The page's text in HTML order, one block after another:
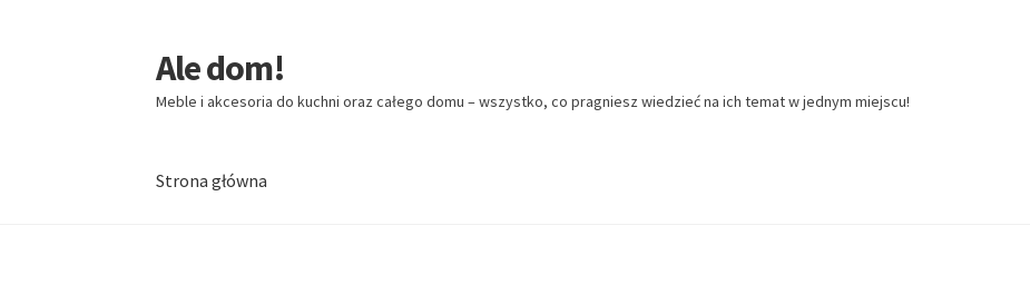
Przejdź
do
nawigacji
Przejdź
do
treści
Ale dom!
Meble i akcesoria do kuchni oraz całego domu – wszystko, co pragniesz wiedzieć na ich temat w jednym miejscu!
Strona główna